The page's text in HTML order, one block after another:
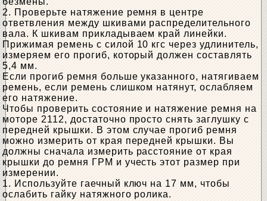
2. Проверьте натяжение ремня в центре
ответвления между шкивами распределительного
вала. К шкивам прикладываем край линейки.
Прижимая ремень с силой 10 кгс через удлинитель,
измеряем его прогиб, который должен составлять
5,4 мм.
Если прогиб ремня больше указанного, натягиваем
ремень, если ремень слишком натянут, ослабляем
его натяжение.
Чтобы проверить состояние и натяжение ремня на
моторе 2112, достаточно просто снять заглушку с
передней крышки. В этом случае прогиб ремня
можно измерить от края передней крышки. Вы
должны сначала измерить расстояние от края
крышки до ремня ГРМ и учесть этот размер при
измерении.
1. Используйте гаечный ключ на 17 мм, чтобы
ослабить гайку натяжного ролика.